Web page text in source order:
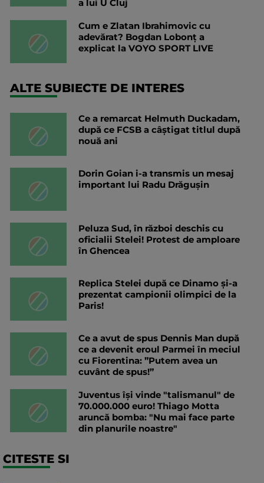
a lui U Cluj
Cum e Zlatan Ibrahimovic cu
adevărat? Bogdan Lobonț a
explicat la VOYO SPORT LIVE
ALTE SUBIECTE DE INTERES
Ce a remarcat Helmuth Duckadam,
după ce FCSB a câștigat titlul după
nouă ani
Dorin Goian i-a transmis un mesaj
important lui Radu Drăgușin
Peluza Sud, în război deschis cu
oficialii Stelei! Protest de amploare
în Ghencea
Replica Stelei după ce Dinamo și-a
prezentat campionii olimpici de la
Paris!
Ce a avut de spus Dennis Man după
ce a devenit eroul Parmei în meciul
cu Fiorentina: ”Putem avea un
cuvânt de spus!”
Juventus își vinde "talismanul" de
70.000.000 euro! Thiago Motta
aruncă bomba: "Nu mai face parte
din planurile noastre"
CITESTE SI